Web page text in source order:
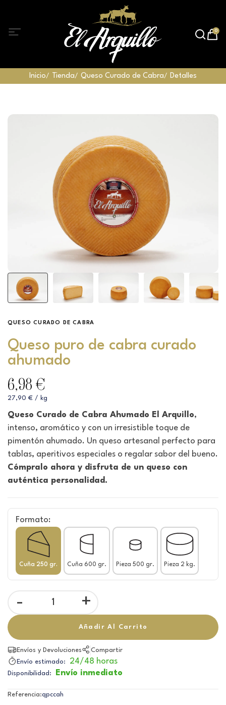
0
Inicio Tienda Queso Curado de Cabra Detalles
QUESO CURADO DE CABRA
Queso puro de cabra curado
ahumado
6,98 €
27,90 € / kg
Queso Curado de Cabra Ahumado El Arquillo,
intenso, aromático y con un irresistible toque de
pimentón ahumado. Un queso artesanal perfecto para
tablas, aperitivos especiales o regalar sabor del bueno.
Cómpralo ahora y disfruta de un queso con
auténtica personalidad.
Formato:
Cuña 250 gr. Cuña 600 gr. Pieza 500 gr. Pieza 2 kg.
- +
Añadir Al Carrito
Envíos y Devoluciones
Compartir
Envío estimado: 24/48 horas
Disponibilidad: Envío inmediato
Referencia:qpccah